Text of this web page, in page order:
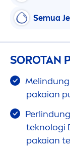
Semua
SOROTAN
pakaian
teknologi
pakaian